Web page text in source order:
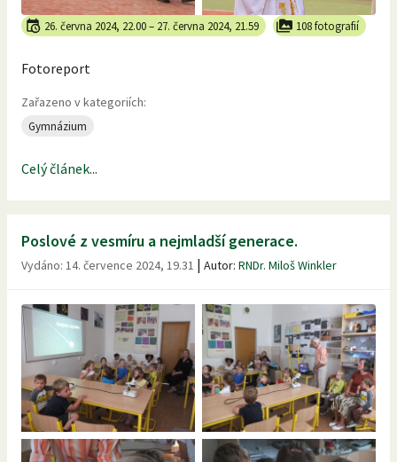
26. června 2024, 22.00– 27. června 2024, 21.59 108 fotografií
Fotoreport
Zařazeno v kategoriích:
Gymnázium
Celý článek...
Poslové z vesmíru a nejmladší generace.
Vydáno: 14. července 2024, 19.31 | Autor: RNDr. Miloš Winkler